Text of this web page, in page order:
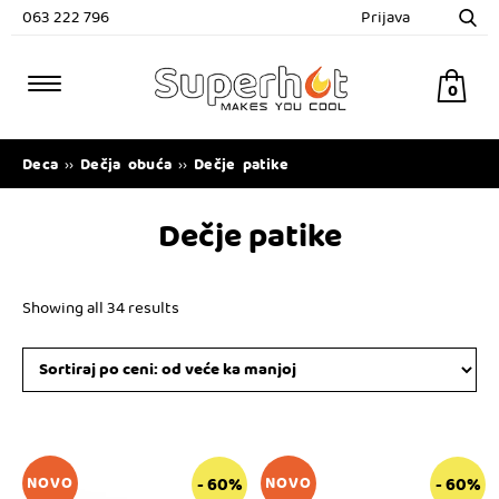
063 222 796 Prijava
Deca ›› Dečja obuća ›› Dečje patike
Dečje patike
Showing all 34 results
- 60%
NOVO
Ovaj
- 60%
NOVO
Ovaj
0